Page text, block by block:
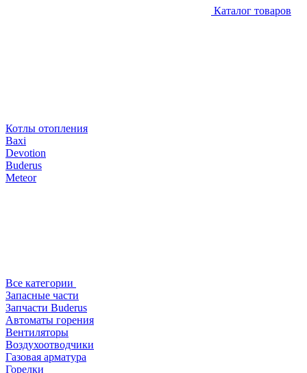
Каталог товаров
Котлы отопления
Baxi
Devotion
Buderus
Meteor
Все категории
Запасные части
Запчасти Buderus
Автоматы горения
Вентиляторы
Воздухоотводчики
Газовая арматура
Горелки